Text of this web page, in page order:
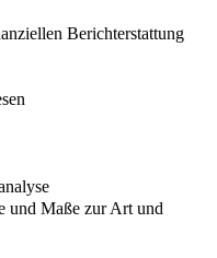
nichtfinanzielle
Berichterstattung
und Maße zur Art und